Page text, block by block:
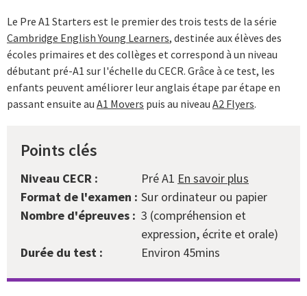
Le Pre A1 Starters est le premier des trois tests de la série
Cambridge English Young Learners, destinée aux élèves des
écoles primaires et des collèges et correspond à un niveau
débutant pré-A1 sur l'échelle du CECR. Grâce à ce test, les
enfants peuvent améliorer leur anglais étape par étape en
passant ensuite au A1 Movers puis au niveau A2 Flyers.
Points clés
Niveau CECR : Pré A1 En savoir plus
Format de l'examen : Sur ordinateur ou papier
Nombre d'épreuves : 3 (compréhension et
expression, écrite et orale)
Durée du test :
Environ 45mins